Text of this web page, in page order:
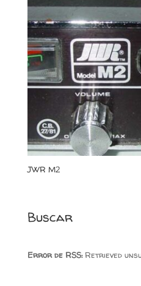
JWR M2
Buscar
Error de RSS:Retrieved